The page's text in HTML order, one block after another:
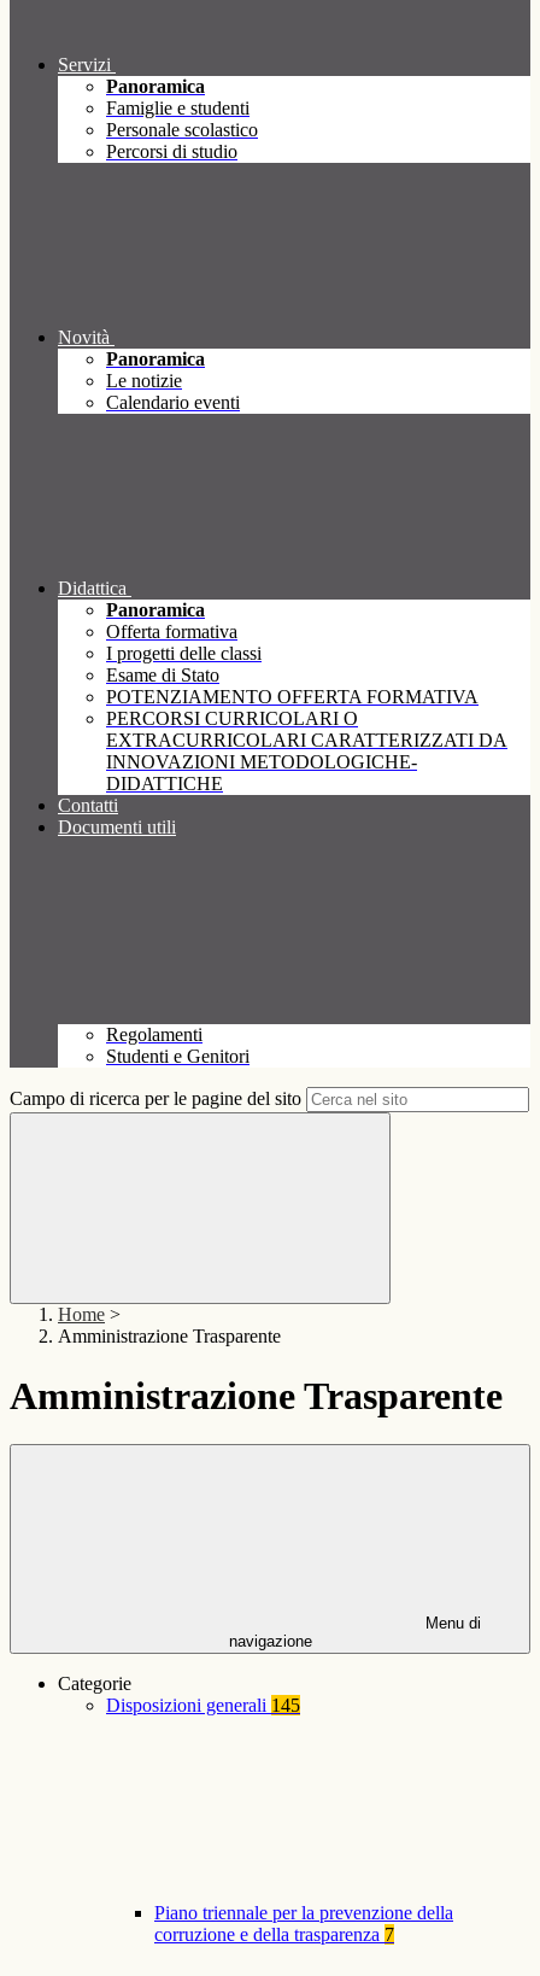
Servizi
Panoramica
Famiglie e studenti
Personale scolastico
Percorsi di studio
Novità
Panoramica
Le notizie
Calendario eventi
Didattica
Panoramica
Offerta formativa
I progetti delle classi
Esame di Stato
POTENZIAMENTO OFFERTA FORMATIVA
PERCORSI CURRICOLARI O
EXTRACURRICOLARI CARATTERIZZATI DA
INNOVAZIONI METODOLOGICHE-
DIDATTICHE
Contatti
Documenti utili
Regolamenti
Studenti e Genitori
Campo di ricerca per le pagine del sito
Home >
Amministrazione Trasparente
Amministrazione Trasparente
Menu di
navigazione
Categorie
Disposizioni generali 145
Piano triennale per la prevenzione della
corruzione e della trasparenza 7